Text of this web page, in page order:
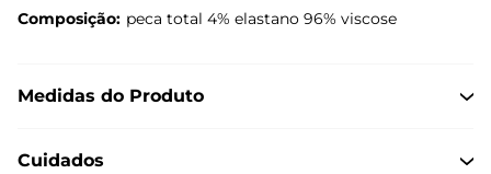
Composição: peca total 4% elastano 96% viscose
Medidas do Produto
Cuidados